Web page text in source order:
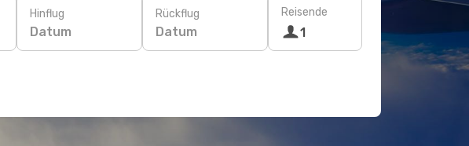
Hinflug
Datum
Rückflug
Datum
Reisende
1